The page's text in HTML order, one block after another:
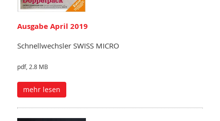
Ausgabe April 2019
Schnellwechsler SWISS MICRO
pdf, 2.8 MB
mehr lesen